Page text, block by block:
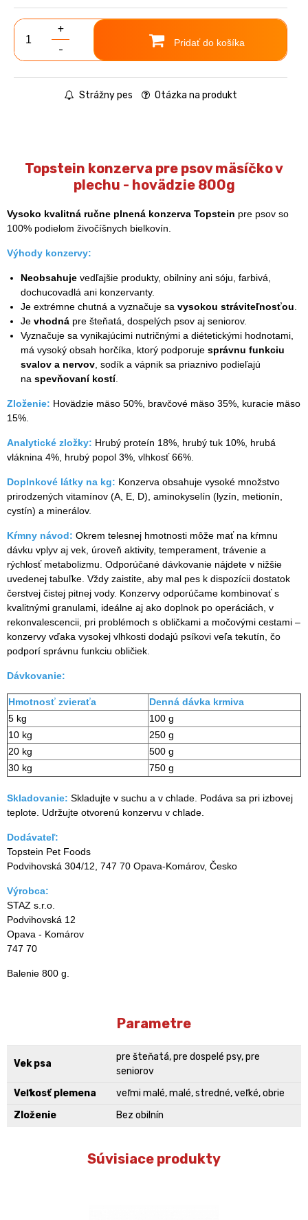
+
-
Pridať do košíka
Strážny pes Otázka na produkt
Topstein konzerva pre psov mäsíčko v
plechu - hovädzie 800g
Vysoko kvalitná ručne plnená konzerva Topstein pre psov so
100% podielom živočíšnych bielkovín.
Výhody konzervy:
Neobsahuje vedľajšie produkty, obilniny ani sóju, farbivá,
dochucovadlá ani konzervanty.
Je extrémne chutná a vyznačuje sa vysokou stráviteľnosťou
Je vhodná pre šteňatá, dospelých psov aj seniorov.
Vyznačuje sa vynikajúcimi nutričnými a diétetickými hodnotami,
má vysoký obsah horčíka, ktorý podporuje správnu funkciu
svalov a nervov , sodík a vápnik sa priaznivo podieľajú
na spevňovaní kostí.
Zloženie: Hovädzie mäso 50%, bravčové mäso 35%, kuracie mäso
15%.
Analytické zložky: Hrubý proteín 18%, hrubý tuk 10%, hrubá
vláknina 4%, hrubý popol 3%, vlhkosť 66%.
Doplnkové látky na kg: Konzerva obsahuje vysoké množstvo
prirodzených vitamínov (A, E, D), aminokyselín (lyzín, metionín,
cystín) a minerálov.
Kŕmny návod: Okrem telesnej hmotnosti môže mať na kŕmnu
dávku vplyv aj vek, úroveň aktivity, temperament, trávenie a
rýchlosť metabolizmu. Odporúčané dávkovanie nájdete v nižšie
uvedenej tabuľke. Vždy zaistite, aby mal pes k dispozícii dostatok
čerstvej čistej pitnej vody. Konzervy odporúčame kombinovať s
kvalitnými granulami, ideálne aj ako doplnok po operáciách, v
rekonvalescencii, pri problémoch s obličkami a močovými cestami –
konzervy vďaka vysokej vlhkosti dodajú psíkovi veľa tekutín, čo
podporí správnu funkciu obličiek.
Dávkovanie:
Hmotnosť zvieraťa
Denná dávka krmiva
5 kg
100 g
10 kg
250 g
20 kg
500 g
30 kg
750 g
Skladovanie: Skladujte v suchu a v chlade. Podáva sa pri izbovej
teplote. Udržujte otvorenú konzervu v chlade.
Dodávateľ:
Topstein Pet Foods
Podvihovská 304/12, 747 70 Opava-Komárov, Česko
Výrobca:
STAZ s.r.o.
Podvihovská 12
Opava - Komárov
747 70
Balenie 800 g.
Parametre
Vek psa
pre šteňatá, pre dospelé psy, pre
seniorov
Veľkosť plemena
veľmi malé, malé, stredné, veľké, obrie
Zloženie
Bez obilnín
Súvisiace produkty